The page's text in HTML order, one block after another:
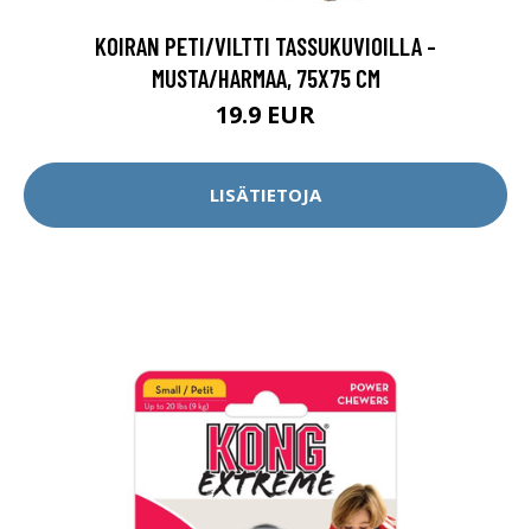
KOIRAN PETI/VILTTI TASSUKUVIOILLA -
MUSTA/HARMAA, 75X75 CM
19.9 EUR
LISÄTIETOJA